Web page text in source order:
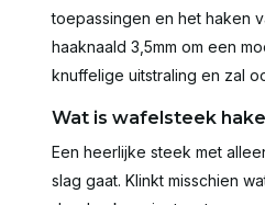
toepassingen en het haken
haaknaald 3,5mm om een
knuffelige uitstraling en zal
Wat is wafelsteek
Een heerlijke steek met
slag gaat. Klinkt misschien